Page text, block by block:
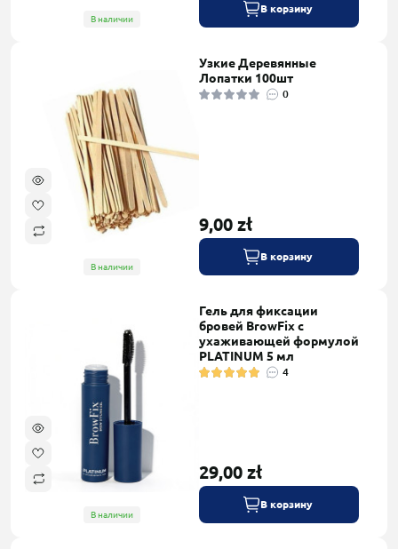
В наличии
В корзину
В наличии
Узкие Деревянные
Лопатки 100шт
0
9,00 zł
В корзину
В наличии
Гель для фиксации
бровей BrowFix с
ухаживающей формулой
PLATINUM 5 мл
4
29,00 zł
В корзину